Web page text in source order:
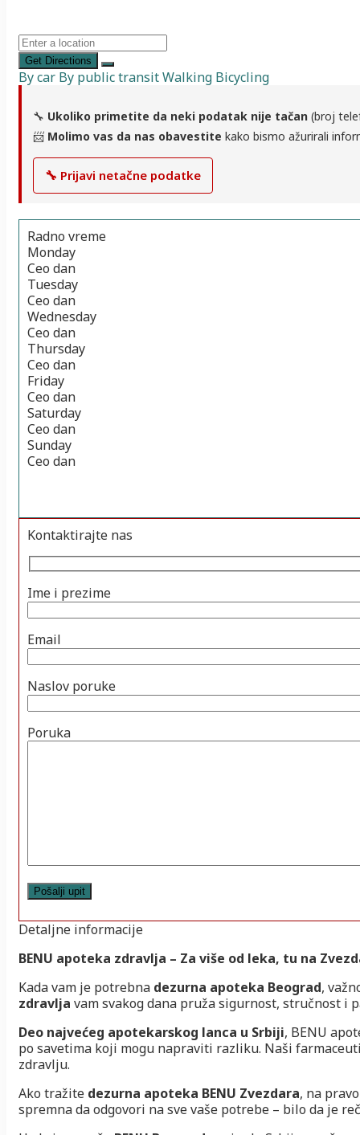
Get Directions
By car By public transitWalking Bicycling
🔧 Ukoliko primetite da neki podatak nije tačan (broj
📨 Molimo vas da nas obavestite kako bismo ažurirali
🔧 Prijavi netačne podatke
Radno vreme
Monday
Ceo dan
Tuesday
Ceo dan
Wednesday
Ceo dan
Thursday
Ceo dan
Friday
Ceo dan
Saturday
Ceo dan
Sunday
Ceo dan
Kontaktirajte nas
Ime i prezime
Email
Naslov poruke
Poruka
Detaljne informacije
BENU apoteka zdravlja – Za više od leka, tu na
Kada vam je potrebna dezurna apoteka Beograd,
zdravlja vam svakog dana pruža sigurnost, stručnost i
Deo najvećeg apotekarskog lanca u Srbiji, BENU
po savetima koji mogu napraviti razliku. Naši
zdravlju.
Ako tražite dezurna apoteka BENU Zvezdara, na
spremna da odgovori na sve vaše potrebe – bilo da je